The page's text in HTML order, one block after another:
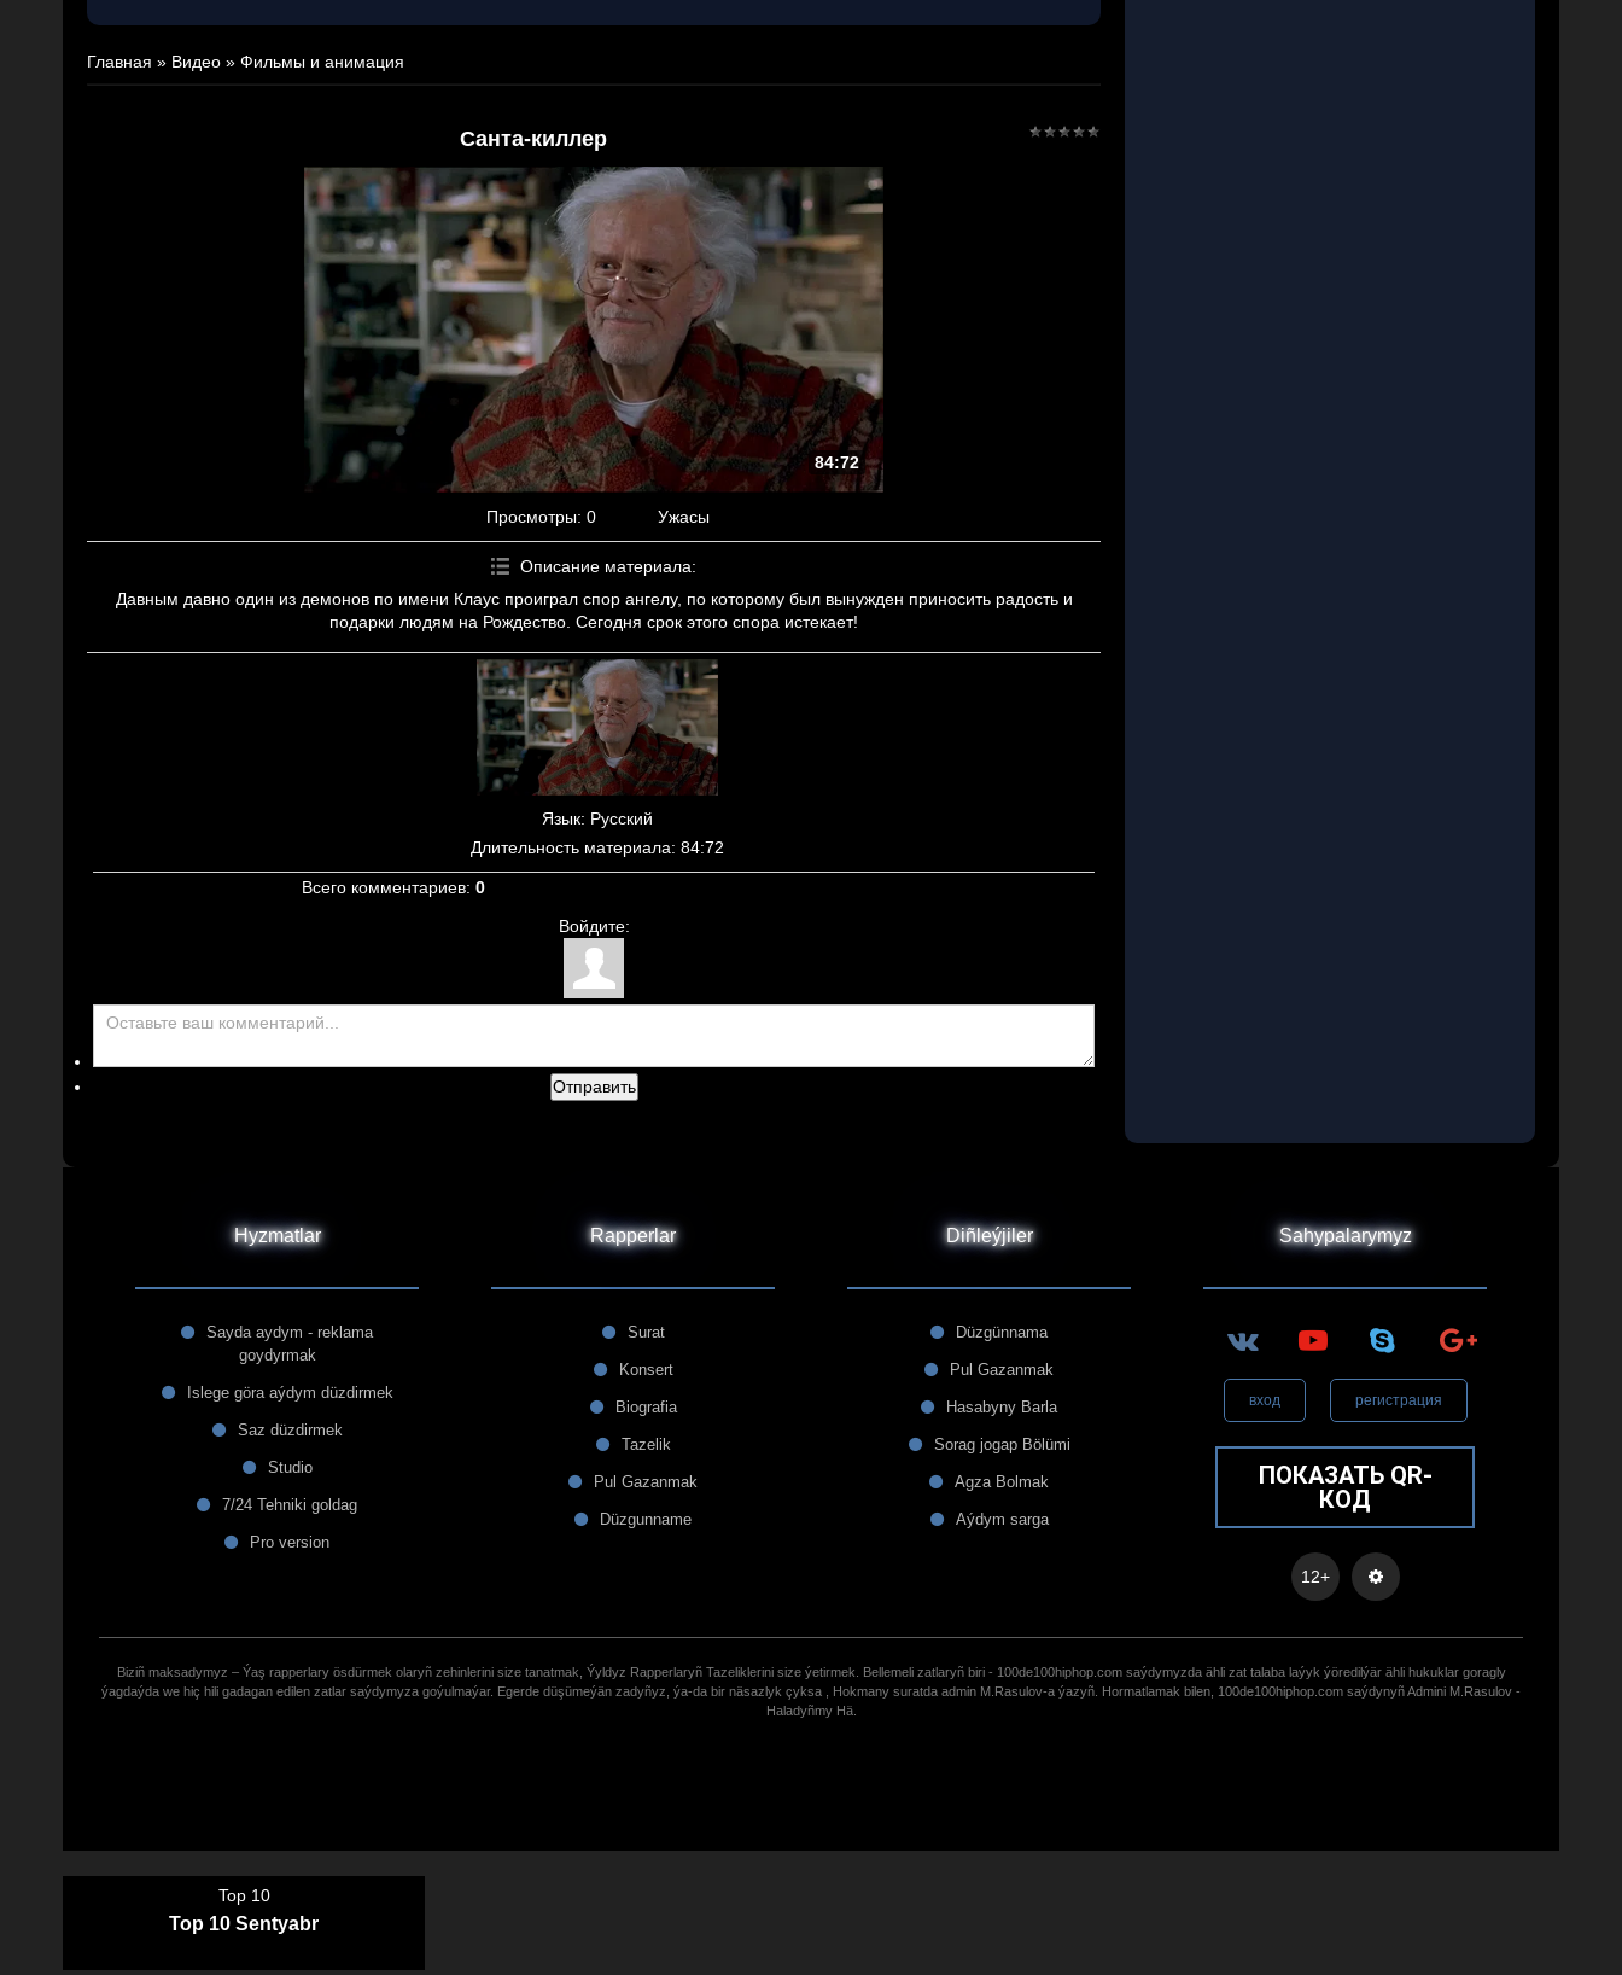
Главная » Видео » Фильмы и анимация
Санта-киллер
84:72
Просмотры: 0 Ужасы
Описание материала:
Давным давно один из демонов по имени Клаус проиграл спор ангелу, по которому был вынужден приносить радость и
подарки людям на Рождество. Сегодня срок этого спора истекает!
Язык: Русский
Длительность материала: 84:72
Всего комментариев: 0
Войдите:
Отправить
Hyzmatlar
Sayda aydym - reklama
goydyrmak
Islege göra aýdym düzdirmek
Saz düzdirmek
Studio
7/24 Tehniki goldag
Pro version
Rapperlar
Surat
Konsert
Biografia
Tazelik
Pul Gazanmak
Düzgunname
Diñleýjiler
Düzgünnama
Pul Gazanmak
Hasabyny Barla
Sorag jogap Bölümi
Agza Bolmak
Aýdym sarga
Sahypalarymyz
вход регистрация
ПОКАЗАТЬ QR-
КОД
12+
Biziñ maksadymyz – Ýaş rapperlary ösdürmek olaryñ zehinlerini size tanatmak, Ýyldyz Rapperlaryñ Tazeliklerini size ýetirmek. Bellemeli zatlaryñ biri - 100de100hiphop.com saýdymyzda ähli zat talaba laýyk ýöredilýär ähli hukuklar goragly
ýagdaýda we hiç hili gadagan edilen zatlar saýdymyza goýulmaýar. Egerde düşümeýän zadyñyz, ýa-da bir näsazlyk çyksa , Hokmany suratda admin M.Rasulov-a ýazyñ. Hormatlamak bilen, 100de100hiphop.com saýdynyñ Admini M.Rasulov -
Haladyñmy Hä.
Top 10
Top 10 Sentyabr